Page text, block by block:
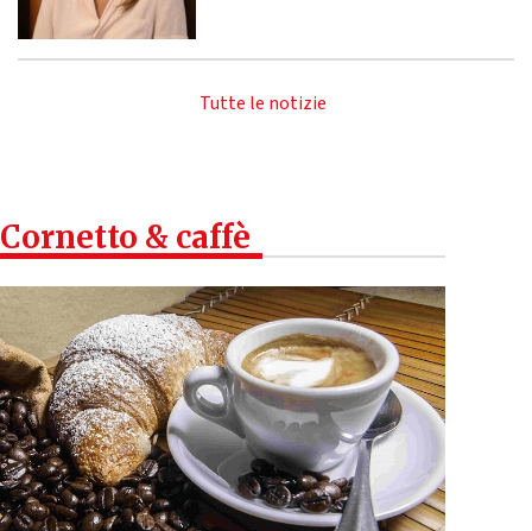
Tutte le notizie
Cornetto & caffè